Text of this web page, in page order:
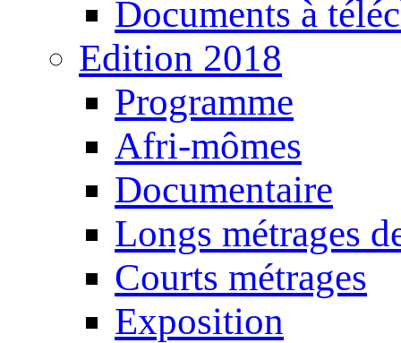
Documents à
Edition 2018
Programme
Afri-mômes
Documentaire
Longs métrages
Courts métrages
Exposition